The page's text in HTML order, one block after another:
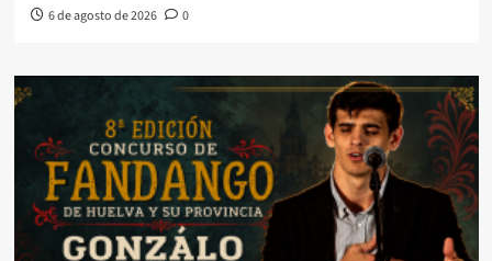
6 de agosto de 2026 0